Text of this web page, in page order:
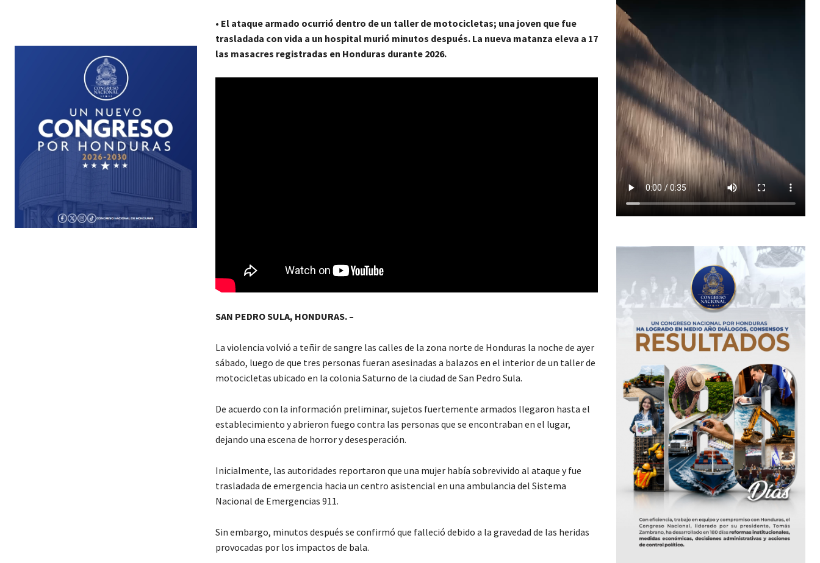
• El ataque armado ocurrió dentro de un taller de motocicletas; una joven que fue
trasladada con vida a un hospital murió minutos después. La nueva matanza eleva a 17
las masacres registradas en Honduras durante 2026.
SAN PEDRO SULA, HONDURAS. –
La violencia volvió a teñir de sangre las calles de la zona norte de Honduras la noche de ayer
sábado, luego de que tres personas fueran asesinadas a balazos en el interior de un taller de
motocicletas ubicado en la colonia Saturno de la ciudad de San Pedro Sula.
De acuerdo con la información preliminar, sujetos fuertemente armados llegaron hasta el
establecimiento y abrieron fuego contra las personas que se encontraban en el lugar,
dejando una escena de horror y desesperación.
Inicialmente, las autoridades reportaron que una mujer había sobrevivido al ataque y fue
trasladada de emergencia hacia un centro asistencial en una ambulancia del Sistema
Nacional de Emergencias 911.
Sin embargo, minutos después se confirmó que falleció debido a la gravedad de las heridas
provocadas por los impactos de bala.